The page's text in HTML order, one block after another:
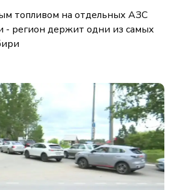
топливом на отдельных АЗС
- регион держит одни из самых